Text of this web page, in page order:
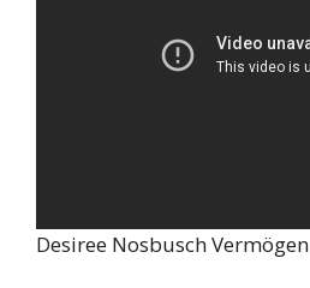
Desiree Nosbusch Vermögen